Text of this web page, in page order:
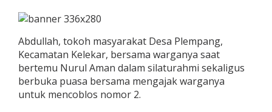
Abdullah, tokoh masyarakat Desa Plempang,
Kecamatan Kelekar, bersama warganya saat
bertemu Nurul Aman dalam silaturahmi sekaligus
berbuka puasa bersama mengajak warganya
untuk mencoblos nomor 2.